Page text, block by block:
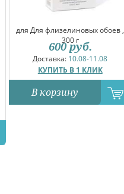
для Для флизелиновых обоев ,
300 г
Доставка: 10.08-11.08
КУПИТЬ В 1 КЛИК
600 руб.
В корзину